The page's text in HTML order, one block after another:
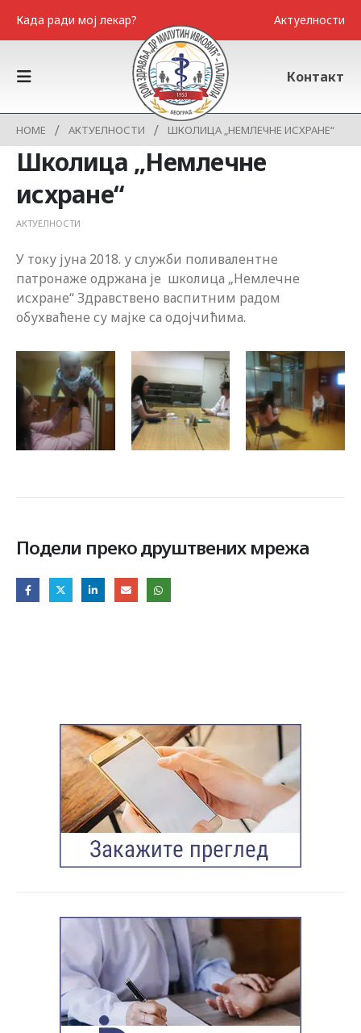
Када ради мој лекар? Актуелности
Контакт
HOME АКТУЕЛНОСТИ ШКОЛИЦА „НЕМЛЕЧНЕ ИСХРАНЕ“
Школица „Немлечне
исхране“
АКТУЕЛНОСТИ
У току јуна 2018. у служби поливалентне
патронаже одржана је школица „Немлечне
исхране“ Здравствено васпитним радом
обухваћене су мајке са одојчићима.
Подели преко друштвених мрежа